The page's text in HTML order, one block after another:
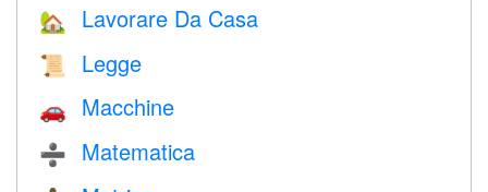
🏡 Lavorare Da Casa
📜 Legge
🚗 Macchine
➗ Matematica